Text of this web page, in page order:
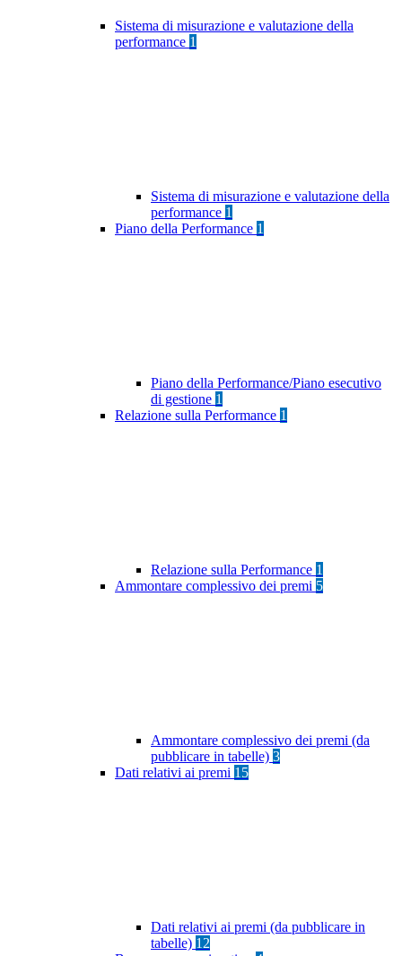
Sistema di misurazione e valutazione della
performance 1
Sistema di misurazione e valutazione della
performance 1
Piano della Performance 1
Piano della Performance/Piano esecutivo
di gestione 1
Relazione sulla Performance 1
Relazione sulla Performance 1
Ammontare complessivo dei premi 5
Ammontare complessivo dei premi (da
pubblicare in tabelle) 3
Dati relativi ai premi 15
Dati relativi ai premi (da pubblicare in
tabelle) 12